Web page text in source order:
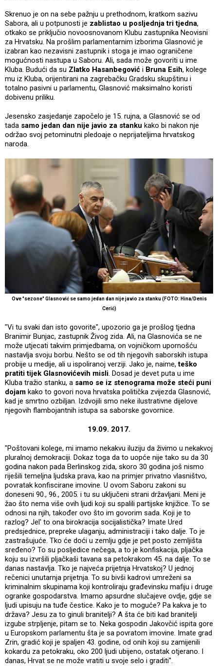
Skrenuo je on na sebe pažnju u prethodnom, kratkom sazivu
Sabora, ali u potpunosti je zablistao u posljednja tri tjedna,
otkako se priključio novoosnovanom Klubu zastupnika Neovisni
za Hrvatsku. Na prošlim parlamentarnim izborima Glasnović je
izabran kao nezavisni zastupnik i stoga je imao ograničene
mogućnosti nastupa u Saboru. Ali, sada može govoriti u ime
Kluba. Budući da su Zlatko Hasanbegović i Bruna Esih, kolege
mu iz Kluba, orijentirani na zagrebačku Gradsku skupštinu i
totalno pasivni u parlamentu, Glasnović maksimalno koristi
dobivenu priliku.
Jesensko zasjedanje započelo je 15. rujna, a Glasnović se od
tada samo jedan dan nije javio za stanku kako bi nakon nje
održao svoj petominutni pledoaje o neprijateljima hrvatskog
naroda.
Ove "sezone" Glasnović se samo jedan dan nije javio za stanku (FOTO: Hina/Denis
Cerić)
"Vi tu svaki dan isto govorite", upozorio ga je prošlog tjedna
Branimir Bunjac, zastupnik Živog zida. Ali, na Glasnovića se ne
može utjecati takvim primjedbama, on vojničkom upornošću
nastavlja svoju borbu. Nešto se od tih njegovih saborskih istupa
probije u medije, ali u ispoliranoj verziji. Jako je, naime,teško
pratiti tijek Glasnovićevih misli. Dosad je devet puta u ime
Kluba tražio stanku, a samo se iz stenograma može steći puni
dojam kako to govori nova hrvatska politička zvijezda Glasnović,
kad je smrtno ozbiljan. Izdvojili smo neke ilustrativne dijelove
njegovih flambojantnih istupa sa saborske govornice.
19.09. 2017.
"Poštovani kolege, mi imamo nekakvu iluziju da živimo u nekakvoj
pluralnoj demokraciji. Dokaz toga da to uopće nije tako su da 30
godina nakon pada Berlinskog zida, skoro 30 godina još nismo
riješili temeljna ljudska prava, kao na primjer privatno vlasništvo,
povratak konfiscirane imovine. U ovom Saboru zakoni su
doneseni 90., 96., 2005. i tu su uključeni strani državljani. Meni je
žao što nema više ovih ljudi koji su spalili partijske knjižice. To se
odnosi na njih, također ovo što im govorim sada. Koji je to
razlog? Jel' to ona birokracija socijalistička? Imate Ured
predsjednice, prepreke ulaganju, administraciji i tako dalje. To je
zastrašujuće. Tko će doći u zemlju gdje je pet posto zemljišta
sređeno? To su posljedice nečega, a to je konfiskacija, pljačka
koju su izvršili pljačkaši tavana sa petokrakom 45. na dalje. To se
danas nastavlja. Tko je najveća prijetnja Hrvatskoj? U jednoj
rečenici unutarnja prijetnja. To su bivši kadrovi umreženi sa
kriminalnim skupinama koji kontroliraju građevinsku mafiju i druge
ogranke gospodarstva. Imamo apsurdne slučajeve ovdje, gdje se
ljudi upisuju na tuđe čestice. Kako je to moguće? Pa kakva je to
država? Jesu za to ginuli branitelji? A šta će biti kad branitelji
izgube strpljenje, pitam se to. Neka gospodin Jakovčić ispita gore
u Europskom parlamentu šta je sa povratom imovine. Imate grad
Zrin, gradić koji je spaljen 43. godine, od onih koji su zamijenili
kokardu za petokraku, oko 200 ljudi ubijeno, ostatak otjerano. I
danas, Hrvat se ne može vratiti u svoje selo i graditi".